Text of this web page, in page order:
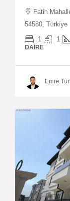
Fatih
54580, Türkiye
1 1
DAIRE
Emre